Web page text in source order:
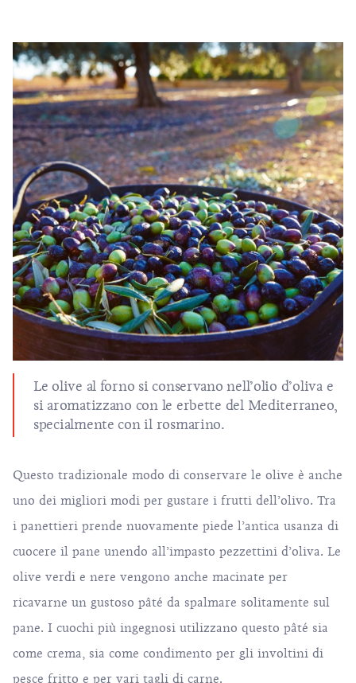
Le olive al forno si conservano nell’olio d’oliva e
si aromatizzano con le erbette del Mediterraneo,
specialmente con il rosmarino.
Questo tradizionale modo di conservare le olive è anche
uno dei migliori modi per gustare i frutti dell’olivo. Tra
i panettieri prende nuovamente piede l’antica usanza di
cuocere il pane unendo all’impasto pezzettini d’oliva. Le
olive verdi e nere vengono anche macinate per
ricavarne un gustoso pâté da spalmare solitamente sul
pane. I cuochi più ingegnosi utilizzano questo pâté sia
come crema, sia come condimento per gli involtini di
pesce fritto e per vari tagli di carne.